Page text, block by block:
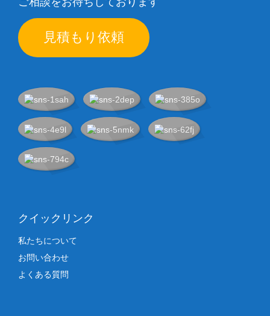
見積もり依頼
クイックリンク
私たちについて
お問い合わせ
よくある質問